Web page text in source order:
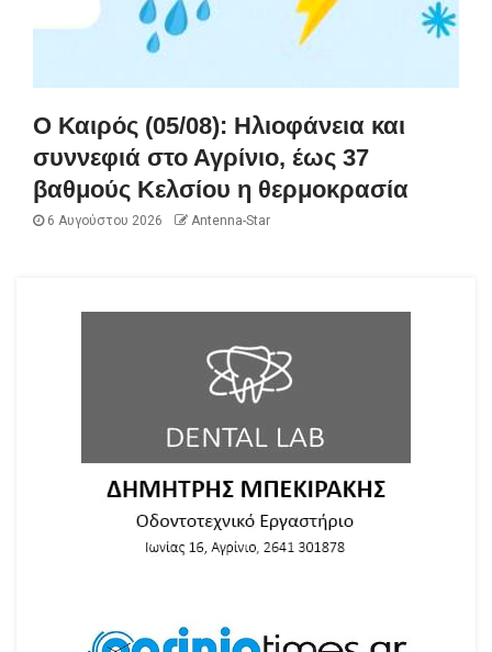
Ο Καιρός (05/08): Ηλιοφάνεια και
συννεφιά στο Αγρίνιο, έως 37
βαθμούς Κελσίου η θερμοκρασία
6 Αυγούστου 2026 Antenna-Star